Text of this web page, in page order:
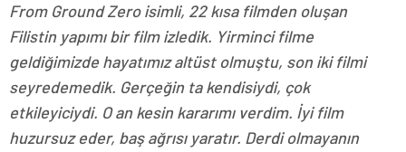
From Ground Zero isimli, 22 kısa filmden oluşan
Filistin yapımı bir film izledik. Yirminci filme
geldiğimizde hayatımız altüst olmuştu, son iki filmi
seyredemedik. Gerçeğin ta kendisiydi, çok
etkileyiciydi. O an kesin kararımı verdim. İyi film
huzursuz eder, baş ağrısı yaratır. Derdi olmayanın